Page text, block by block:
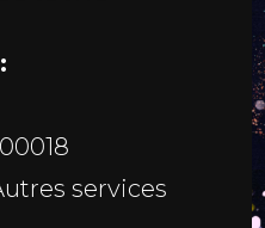
services